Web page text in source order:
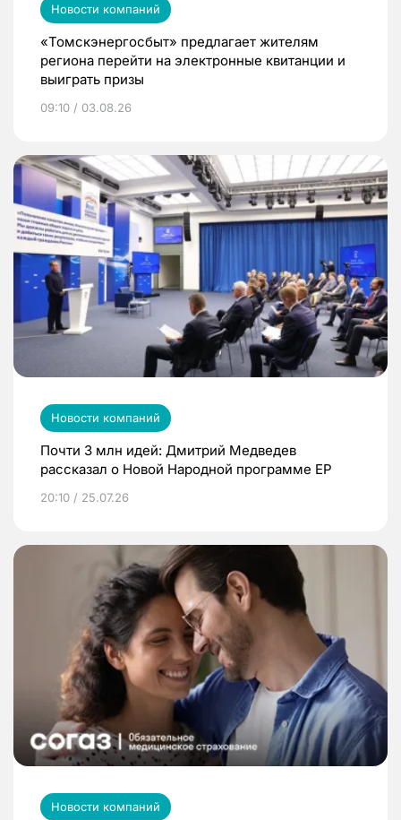
Новости компаний
«Томскэнергосбыт» предлагает жителям
региона перейти на электронные квитанции и
выиграть призы
09:10 / 03.08.26
Новости компаний
Почти 3 млн идей: Дмитрий Медведев
рассказал о Новой Народной программе ЕР
20:10 / 25.07.26
Новости компаний